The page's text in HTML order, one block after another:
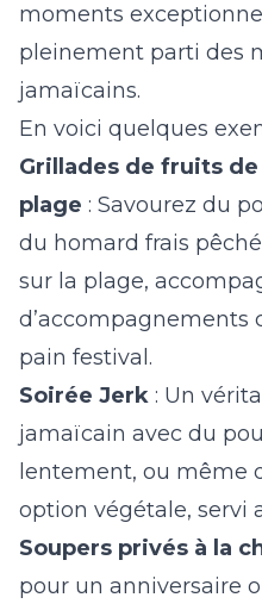
moments
pleinement parti des
jamaïcains.
En voici quelques
Grillades de fruits
plage : Savourez du
du homard frais
sur la plage,
pain festival.
Soirée Jerk : Un
jamaïcain avec du
lentement, ou même
option végétale, servi
Soupers privés à la
pour un anniversaire